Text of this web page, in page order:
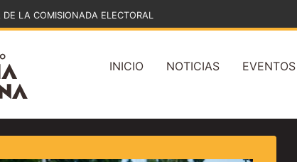
DE LA COMISIONADA ELECTORAL
INICIO NOTICIAS EVENTOS